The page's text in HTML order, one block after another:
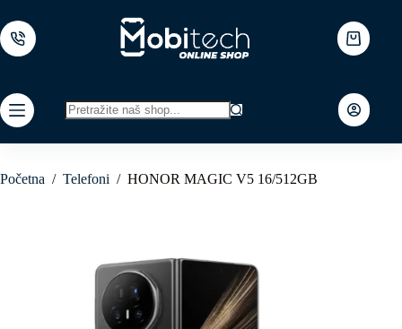
to
content
Shopping
cart
results
Početna / Telefoni / HONOR MAGIC V5 16/512GB